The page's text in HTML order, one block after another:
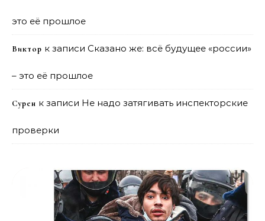
это её прошлое
Виктор к записи Сказано же: всё будущее «россии»
– это её прошлое
Сурен к записи Не надо затягивать инспекторские
проверки